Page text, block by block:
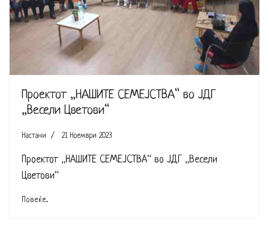
Проектот „НАШИТЕ СЕМЕЈСТВА“ во ЈДГ
„Весели Цветови“
Настани 21 Ноември 2023
Проектот „НАШИТЕ СЕМЕЈСТВА“ во ЈДГ „Весели
Цветови“
Повеќе...